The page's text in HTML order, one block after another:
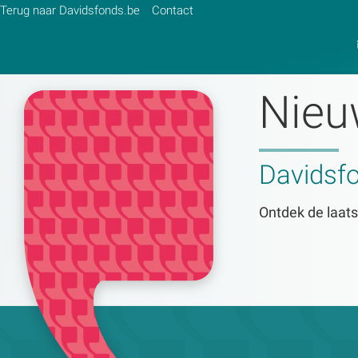
Terug naar Davidsfonds.be Contact
Ontdek de
Zoek: